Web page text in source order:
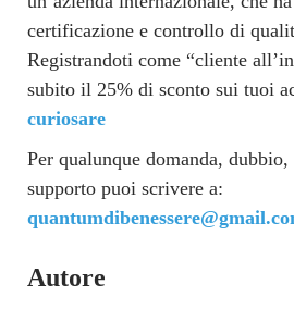
certificazione e controllo di
Registrandoti come “cliente
subito il 25% di sconto sui tuoi
curiosare
Per qualunque domanda,
supporto puoi scrivere a:
Autore